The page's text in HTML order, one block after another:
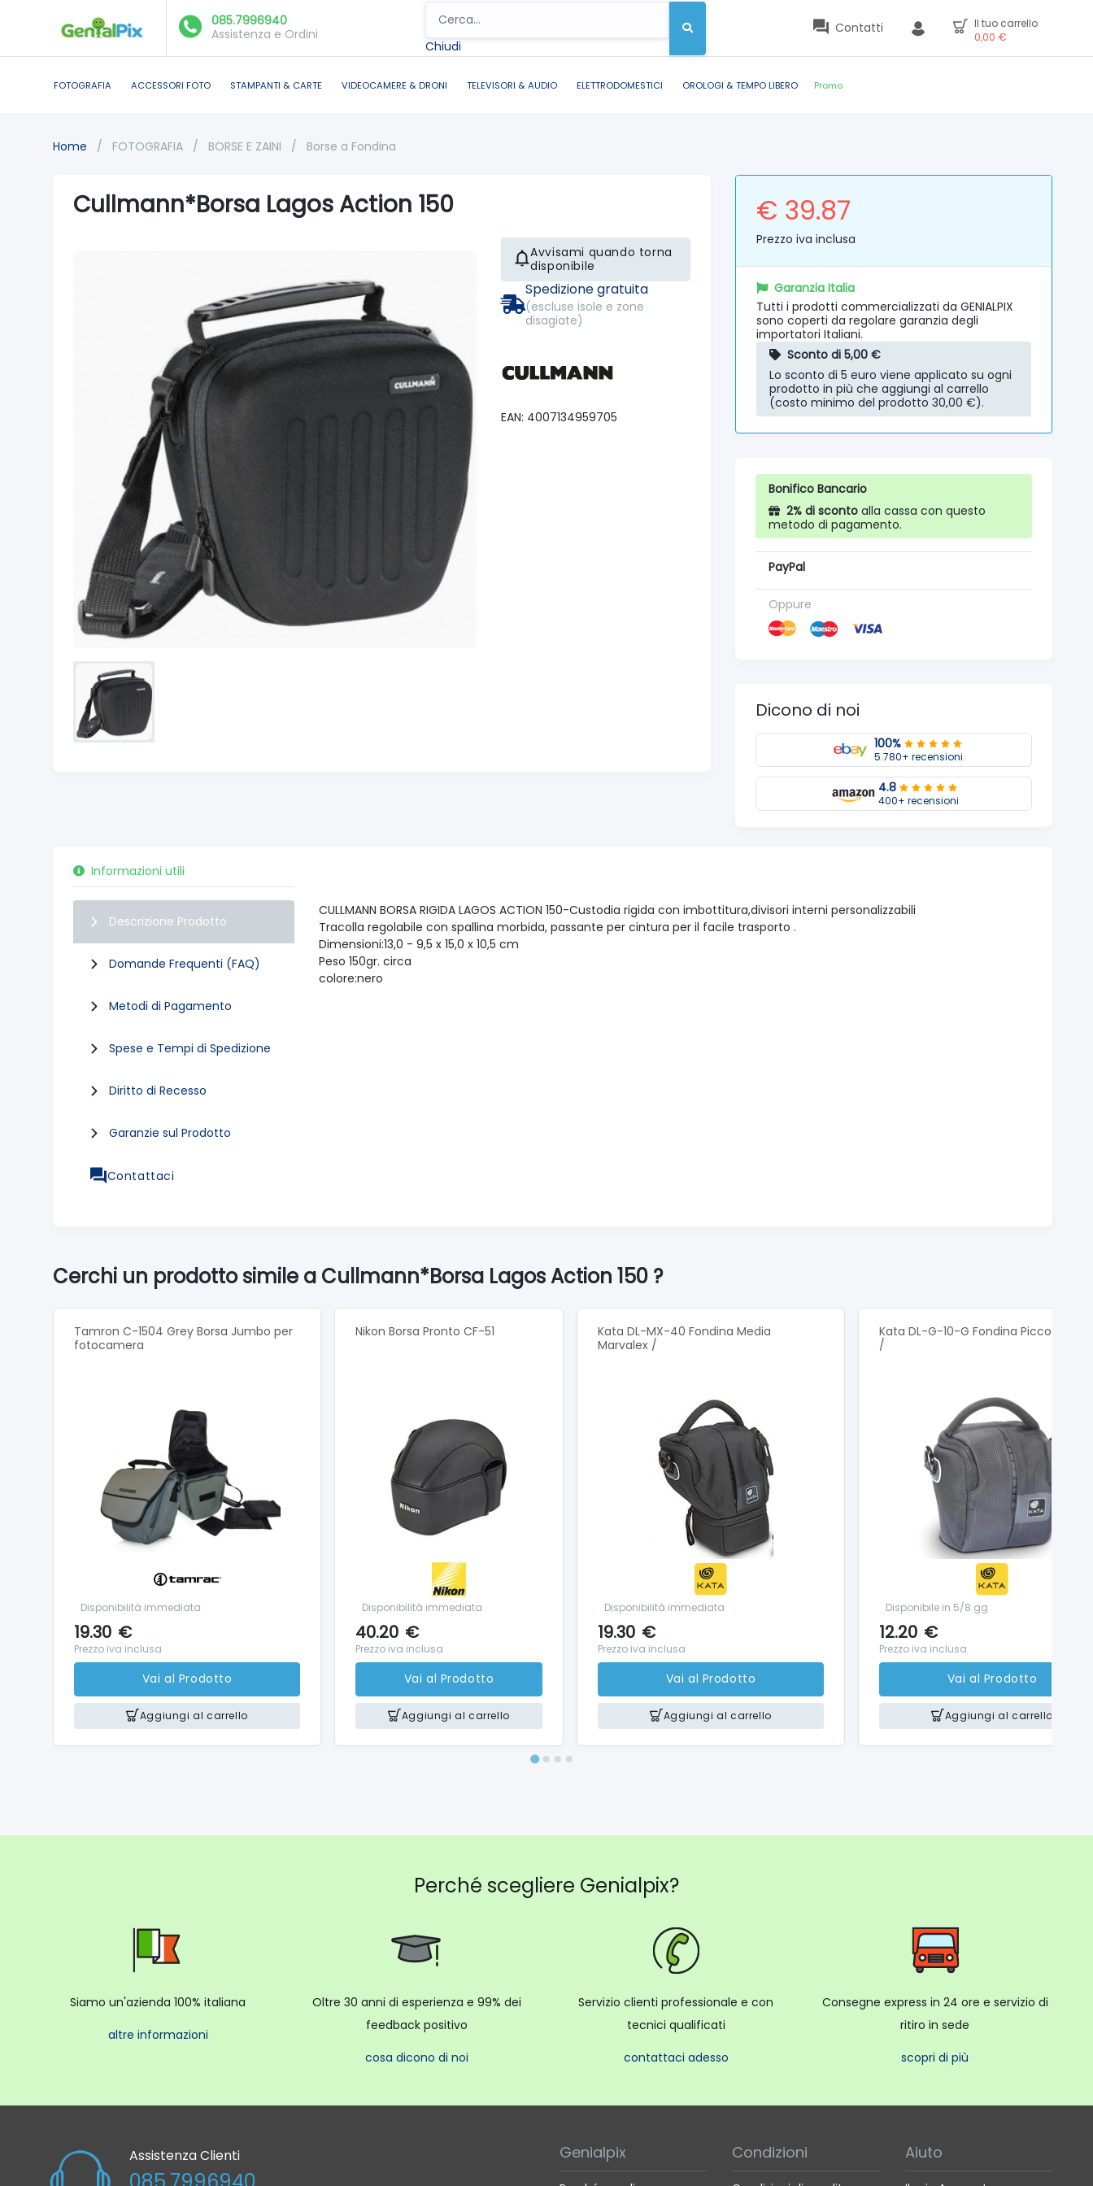
085.7996940
Assistenza e Ordini
Chiudi
Contatti
Il tuo carrello
0,00 €
FOTOGRAFIA ACCESSORI FOTO STAMPANTI & CARTE VIDEOCAMERE & DRONI TELEVISORI & AUDIO ELETTRODOMESTICI OROLOGI & TEMPO LIBERO Promo
Home / FOTOGRAFIA / BORSE E ZAINI / Borse a Fondina
Cullmann*Borsa Lagos Action 150
Avvisami quando torna
disponibile
Spedizione gratuita
(escluse isole e zone
disagiate)
EAN: 4007134959705
€ 39.87
Prezzo iva inclusa
Garanzia Italia
Tutti i prodotti commercializzati da GENIALPIX
sono coperti da regolare garanzia degli
importatori Italiani.
Sconto di 5,00 €
Lo sconto di 5 euro viene applicato su ogni
prodotto in più che aggiungi al carrello
(costo minimo del prodotto 30,00 €).
Bonifico Bancario
2% di sconto alla cassa con questo
metodo di pagamento.
PayPal
Oppure
Dicono di noi
100%
5.780+ recensioni
4.8
400+ recensioni
Informazioni utili
Descrizione Prodotto
Domande Frequenti (FAQ)
Metodi di Pagamento
Spese e Tempi di Spedizione
Diritto di Recesso
Garanzie sul Prodotto
Contattaci
CULLMANN BORSA RIGIDA LAGOS ACTION 150-Custodia rigida con imbottitura,divisori interni personalizzabili
Tracolla regolabile con spallina morbida, passante per cintura per il facile trasporto .
Dimensioni:13,0 - 9,5 x 15,0 x 10,5 cm
Peso 150gr. circa
colore:nero
Cerchi un prodotto simile a Cullmann*Borsa Lagos Action 150 ?
Tamron C-1504 Grey Borsa Jumbo per
fotocamera
Disponibilità immediata
19.30 €
Prezzo iva inclusa
Vai al Prodotto
Aggiungi al carrello
Nikon Borsa Pronto CF-51
Disponibilità immediata
40.20 €
Prezzo iva inclusa
Vai al Prodotto
Aggiungi al carrello
Kata DL-MX-40 Fondina Media
Marvalex /
Disponibilità immediata
19.30 €
Prezzo iva inclusa
Vai al Prodotto
Aggiungi al carrello
Kata DL-G-10-G Fondina Piccola
/
Disponibile in 5/8 gg
12.20 €
Prezzo iva inclusa
Vai al Prodotto
Aggiungi al carrello
Perché scegliere Genialpix?
Siamo un'azienda 100% italiana
altre informazioni
Oltre 30 anni di esperienza e 99% dei
feedback positivo
cosa dicono di noi
Servizio clienti professionale e con
tecnici qualificati
contattaci adesso
Consegne express in 24 ore e servizio di
ritiro in sede
scopri di più
Assistenza Clienti Genialpix Condizioni Aiuto